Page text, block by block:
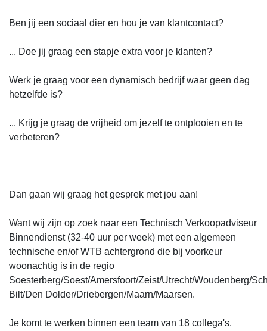
Ben jij een sociaal dier en hou je van klantcontact?
... Doe jij graag een stapje extra voor je klanten?
Werk je graag voor een dynamisch bedrijf waar geen dag
hetzelfde is?
... Krijg je graag de vrijheid om jezelf te ontplooien en te
verbeteren?
Dan gaan wij graag het gesprek met jou aan!
Want wij zijn op zoek naar een Technisch Verkoopadviseur
Binnendienst (32-40 uur per week) met een algemeen
technische en/of WTB achtergrond die bij voorkeur
woonachtig is in de regio
Soesterberg/Soest/Amersfoort/Zeist/Utrecht/Woudenberg/
Bilt/Den Dolder/Driebergen/Maarn/Maarsen.
Je komt te werken binnen een team van 18 collega's.